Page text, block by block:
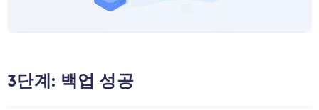
3단계: 백업 성공